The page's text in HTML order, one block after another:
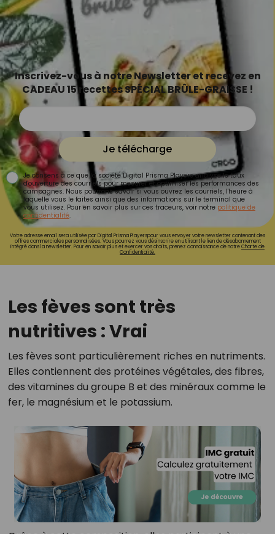
Inscrivez-vous à notre Newsletter et recevez en
CADEAU 15 recettes SPÉCIAL BRÛLE-GRAISSE !
Je télécharge
Je consens à ce que la société Digital Prisma Players analyse le taux
d'ouverture des courriels pour mesurer et optimiser les performances des
campagnes. Nous pourrons savoir si vous ouvrez les courriels, l'heure à
laquelle vous le faites ainsi que des informations sur le terminal que
vous utilisez. Pour en savoir plus sur ces traceurs, voir notre politique de
confidentialité.
Votre adresse email sera utilisée par Digital Prisma Playerspour vous envoyer votre newsletter contenant des
offres commerciales personnalisées. Vous pourrez vous désinscrire en utilisant le lien de désabonnement
intégré dans la newsletter. Pour en savoir plus et exercer vos droits, prenez connaissance de notreCharte de
Confidentialité.
Les fèves sont très
nutritives : Vrai
Les fèves sont particulièrement riches en nutriments.
Elles contiennent des protéines végétales, des fibres,
des vitamines du groupe B et des minéraux comme le
fer, le magnésium et le potassium.